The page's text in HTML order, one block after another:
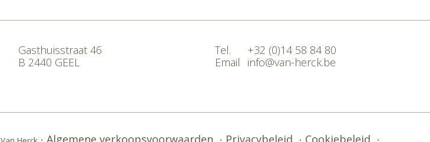
Gasthuisstraat 46
B 2440 GEEL
Tel.
+32 (0)14 58 84 80
Email
info@van-herck.be
Algemene verkoopsvoorwaarden Privacybeleid Cookiebeleid